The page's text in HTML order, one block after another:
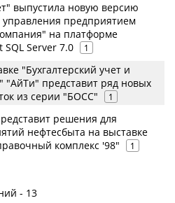
выпустила новую версию
предприятием
на платформе
SQL Server 7.0
1
"Бухгалтерский учет и
"АйТи" представит ряд новых
из серии "БОСС"
1
решения для
нефтесбыта на выставке
комплекс '98"
1
- 13